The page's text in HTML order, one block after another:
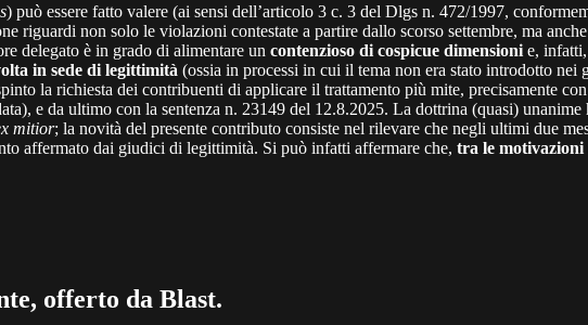
) può essere fatto valere (ai sensi dell’articolo 3 c. 3 del Dlgs n. 472/1997,
riguardi non solo le violazioni contestate a partire dallo scorso settembre, ma
delegato è in grado di alimentare un contenzioso di cospicue dimensioni e,
in sede di legittimità (ossia in processi in cui il tema non era stato introdotto nei
la richiesta dei contribuenti di applicare il trattamento più mite, precisamente
e da ultimo con la sentenza n. 23149 del 12.8.2025. La dottrina (quasi)
mitior; la novità del presente contributo consiste nel rilevare che negli ultimi due
affermato dai giudici di legittimità. Si può infatti affermare che, tra le motivazioni
offerto da Blast.